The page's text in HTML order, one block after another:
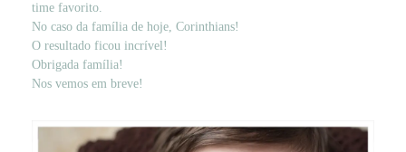
time favorito.
No caso da família de hoje, Corinthians!
O resultado ficou incrível!
Obrigada família!
Nos vemos em breve!